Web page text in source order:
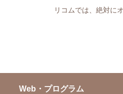
リコムでは、絶対に
Web・プログラム